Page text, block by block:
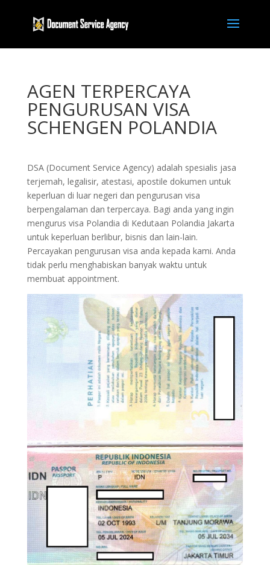
AGEN TERPERCAYA
PENGURUSAN VISA
SCHENGEN POLANDIA
DSA (Document Service Agency) adalah spesialis jasa
terjemah, legalisir, atestasi, apostile dokumen untuk
keperluan di luar negeri dan pengurusan visa
berpengalaman dan terpercaya. Bagi anda yang ingin
mengurus visa Polandia di Kedutaan Polandia Jakarta
untuk keperluan berlibur, bisnis dan lain-lain.
Percayakan pengurusan visa anda kepada kami. Anda
tidak perlu menghabiskan banyak waktu untuk
membuat appointment.